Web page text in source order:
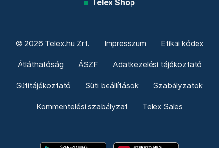
Telex Shop
© 2026 Telex.hu Zrt. Impresszum Etikai kódex
Átláthatóság ÁSZF Adatkezelési tájékoztató
Sütitájékoztató Süti beállítások Szabályzatok
Kommentelési szabályzat Telex Sales